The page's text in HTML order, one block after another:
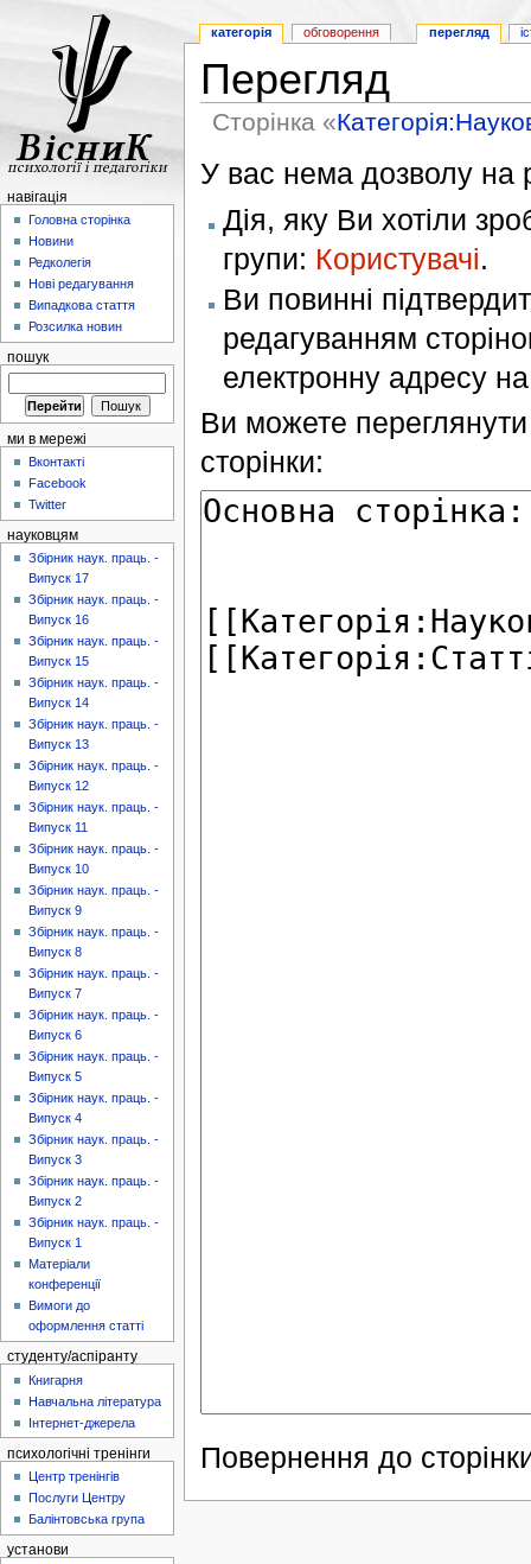
Перегляд
Сторінка «
У вас нема дозволу на
Дія, яку Ви хотіли
групи: Користувачі.
Ви повинні
редагуванням
електронну адресу
Ви можете переглянути
сторінки:
Повернення до
категорія обговорення перегляд
навігація
Головна сторінка
Новини
Редколегія
Нові редагування
Випадкова стаття
Розсилка новин
пошук
ми в мережі
Вконтакті
Facebook
Twitter
науковцям
Збірник наук. праць. -
Випуск 17
Збірник наук. праць. -
Випуск 16
Збірник наук. праць. -
Випуск 15
Збірник наук. праць. -
Випуск 14
Збірник наук. праць. -
Випуск 13
Збірник наук. праць. -
Випуск 12
Збірник наук. праць. -
Випуск 11
Збірник наук. праць. -
Випуск 10
Збірник наук. праць. -
Випуск 9
Збірник наук. праць. -
Випуск 8
Збірник наук. праць. -
Випуск 7
Збірник наук. праць. -
Випуск 6
Збірник наук. праць. -
Випуск 5
Збірник наук. праць. -
Випуск 4
Збірник наук. праць. -
Випуск 3
Збірник наук. праць. -
Випуск 2
Збірник наук. праць. -
Випуск 1
Матеріали
конференції
Вимоги до
оформлення статті
студенту/аспіранту
Книгарня
Навчальна література
Інтернет-джерела
психологічні тренінги
Центр тренінгів
Послуги Центру
Балінтовська група
установи